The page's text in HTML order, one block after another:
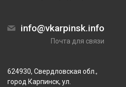
info@vkarpinsk.info
Почта для связи
624930, Свердловская обл.,
город Карпинск, ул.